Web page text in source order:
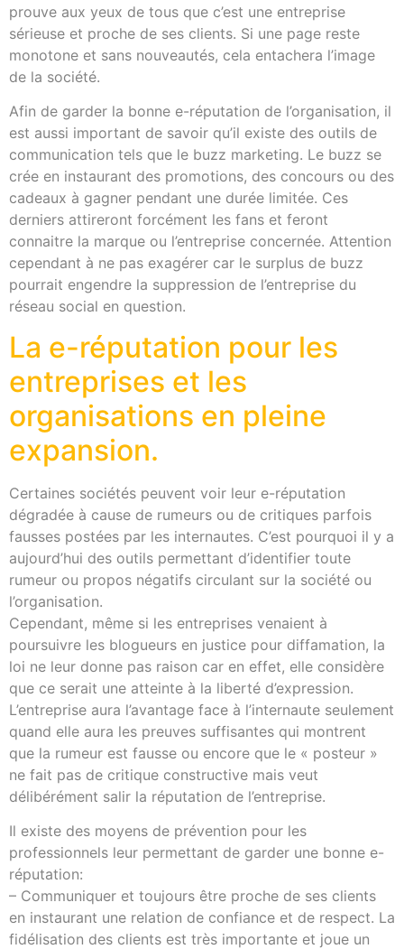
prouve aux yeux de tous que c’est une entreprise
sérieuse et proche de ses clients. Si une page reste
monotone et sans nouveautés, cela entachera l’image
de la société.
Afin de garder la bonne e-réputation de l’organisation, il
est aussi important de savoir qu’il existe des outils de
communication tels que le buzz marketing. Le buzz se
crée en instaurant des promotions, des concours ou des
cadeaux à gagner pendant une durée limitée. Ces
derniers attireront forcément les fans et feront
connaitre la marque ou l’entreprise concernée. Attention
cependant à ne pas exagérer car le surplus de buzz
pourrait engendre la suppression de l’entreprise du
réseau social en question.
La e-réputation pour les
entreprises et les
organisations en pleine
expansion.
Certaines sociétés peuvent voir leur e-réputation
dégradée à cause de rumeurs ou de critiques parfois
fausses postées par les internautes. C’est pourquoi il y a
aujourd’hui des outils permettant d’identifier toute
rumeur ou propos négatifs circulant sur la société ou
l’organisation.
Cependant, même si les entreprises venaient à
poursuivre les blogueurs en justice pour diffamation, la
loi ne leur donne pas raison car en effet, elle considère
que ce serait une atteinte à la liberté d’expression.
L’entreprise aura l’avantage face à l’internaute seulement
quand elle aura les preuves suffisantes qui montrent
que la rumeur est fausse ou encore que le « posteur »
ne fait pas de critique constructive mais veut
délibérément salir la réputation de l’entreprise.
Il existe des moyens de prévention pour les
professionnels leur permettant de garder une bonne e-
réputation:
– Communiquer et toujours être proche de ses clients
en instaurant une relation de confiance et de respect. La
fidélisation des clients est très importante et joue un